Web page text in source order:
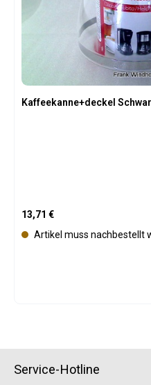
Kaffeekanne+deckel
Regulärer Preis:
13,71 €
Artikel muss nachbestellt
Service-Hotline